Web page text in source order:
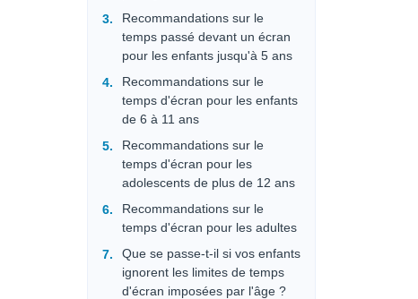
Recommandations sur le
temps passé devant un écran
pour les enfants jusqu'à 5 ans
Recommandations sur le
temps d'écran pour les enfants
de 6 à 11 ans
Recommandations sur le
temps d'écran pour les
adolescents de plus de 12 ans
Recommandations sur le
temps d'écran pour les adultes
Que se passe-t-il si vos enfants
ignorent les limites de temps
d'écran imposées par l'âge ?